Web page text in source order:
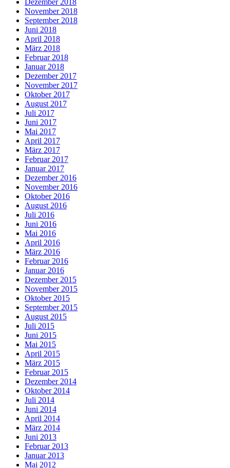
Dezember 2018
November 2018
September 2018
Juni 2018
April 2018
März 2018
Februar 2018
Januar 2018
Dezember 2017
November 2017
Oktober 2017
August 2017
Juli 2017
Juni 2017
Mai 2017
April 2017
März 2017
Februar 2017
Januar 2017
Dezember 2016
November 2016
Oktober 2016
August 2016
Juli 2016
Juni 2016
Mai 2016
April 2016
März 2016
Februar 2016
Januar 2016
Dezember 2015
November 2015
Oktober 2015
September 2015
August 2015
Juli 2015
Juni 2015
Mai 2015
April 2015
März 2015
Februar 2015
Dezember 2014
Oktober 2014
Juli 2014
Juni 2014
April 2014
März 2014
Juni 2013
Februar 2013
Januar 2013
Mai 2012